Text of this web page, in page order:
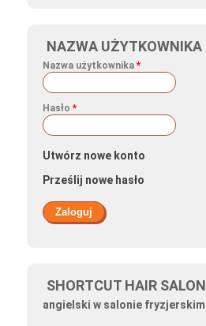
NAZWA UŻYTKOWNIKA
Nazwa użytkownika *
Hasło *
Utwórz nowe konto
Prześlij nowe hasło
SHORTCUT HAIR SALON
angielski w salonie fryzjerskim